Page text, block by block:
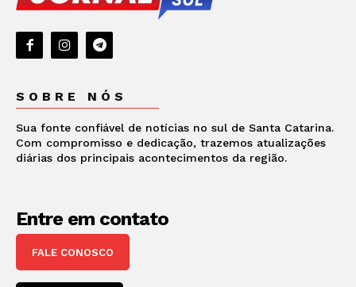
SOBRE NÓS
Sua fonte confiável de notícias no sul de Santa Catarina.
Com compromisso e dedicação, trazemos atualizações
diárias dos principais acontecimentos da região.
Entre em contato
FALE CONOSCO